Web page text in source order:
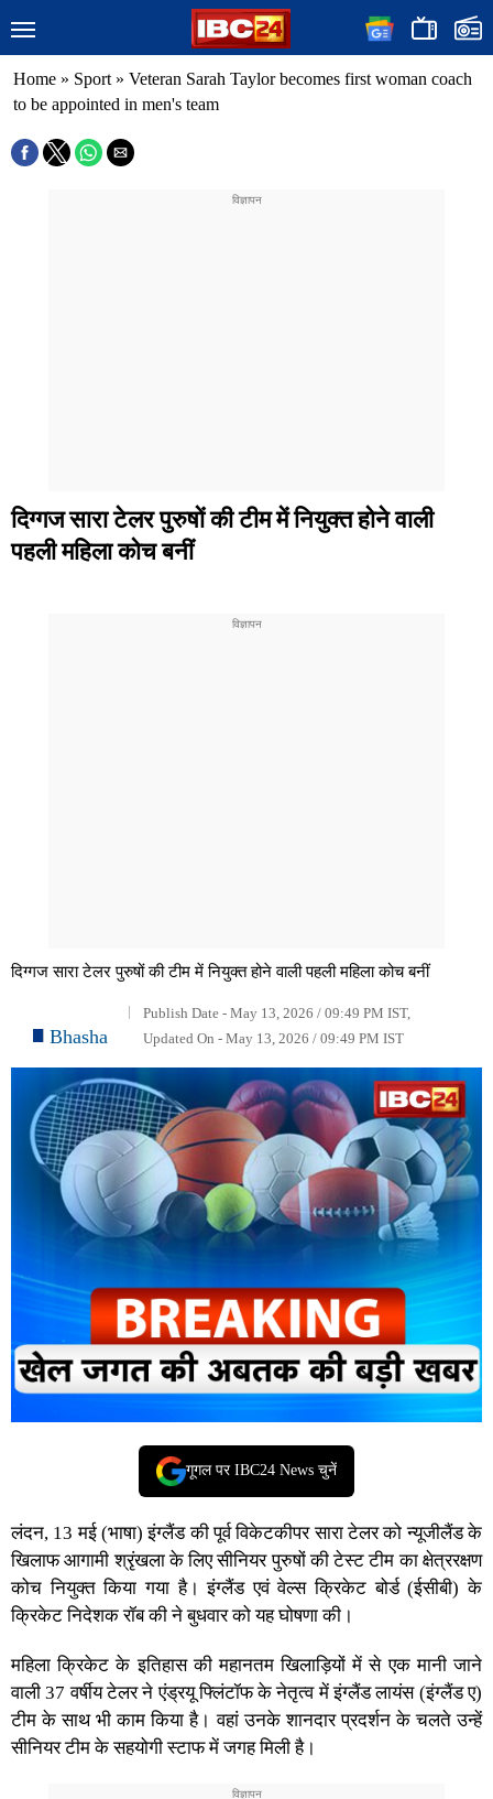
Home » Sport » Veteran Sarah Taylor becomes first woman coach
to be appointed in men's team
दिग्गज सारा टेलर पुरुषों की टीम में नियुक्त होने वाली
पहली महिला कोच बनीं
दिग्गज सारा टेलर पुरुषों की टीम में नियुक्त होने वाली पहली महिला कोच बनीं
Bhasha
Publish Date - May 13, 2026 / 09:49 PM IST,
Updated On - May 13, 2026 / 09:49 PM IST
गूगल पर IBC24 News चुनें
लंदन, 13 मई (भाषा) इंग्लैंड की पूर्व विकेटकीपर सारा टेलर को न्यूजीलैंड के
खिलाफ आगामी श्रृंखला के लिए सीनियर पुरुषों की टेस्ट टीम का क्षेत्ररक्षण
कोच नियुक्त किया गया है। इंग्लैंड एवं वेल्स क्रिकेट बोर्ड (ईसीबी) के
क्रिकेट निदेशक रॉब की ने बुधवार को यह घोषणा की।
महिला क्रिकेट के इतिहास की महानतम खिलाड़ियों में से एक मानी जाने
वाली 37 वर्षीय टेलर ने एंड्रयू फ्लिंटॉफ के नेतृत्व में इंग्लैंड लायंस (इंग्लैंड ए)
टीम के साथ भी काम किया है। वहां उनके शानदार प्रदर्शन के चलते उन्हें
सीनियर टीम के सहयोगी स्टाफ में जगह मिली है।